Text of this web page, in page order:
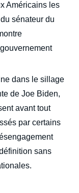
Américains les
sénateur du
dans le sillage
de Joe Biden,
avant tout
par certains
sans